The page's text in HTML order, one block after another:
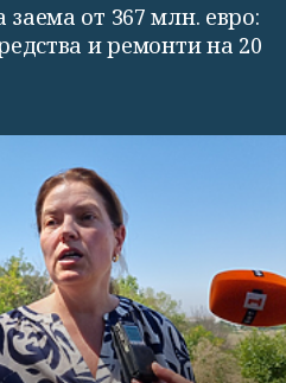
от 367 млн. евро:
и ремонти на 20